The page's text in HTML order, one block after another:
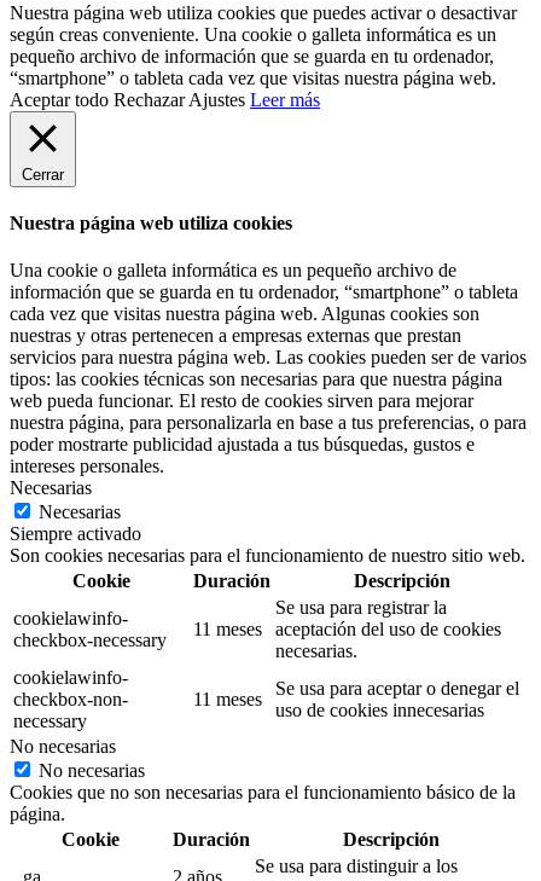
Nuestra página web utiliza cookies que puedes activar o desactivar
según creas conveniente. Una cookie o galleta informática es un
pequeño archivo de información que se guarda en tu ordenador,
“smartphone” o tableta cada vez que visitas nuestra página web.
Aceptar todo Rechazar Ajustes Leer más
Cerrar
Nuestra página web utiliza cookies
Una cookie o galleta informática es un pequeño archivo de
información que se guarda en tu ordenador, “smartphone” o tableta
cada vez que visitas nuestra página web. Algunas cookies son
nuestras y otras pertenecen a empresas externas que prestan
servicios para nuestra página web. Las cookies pueden ser de varios
tipos: las cookies técnicas son necesarias para que nuestra página
web pueda funcionar. El resto de cookies sirven para mejorar
nuestra página, para personalizarla en base a tus preferencias, o para
poder mostrarte publicidad ajustada a tus búsquedas, gustos e
intereses personales.
Necesarias
Necesarias
Siempre activado
Son cookies necesarias para el funcionamiento de nuestro sitio web.
Cookie
Duración
Descripción
cookielawinfo-
checkbox-necessary
11 meses
Se usa para registrar la
aceptación del uso de cookies
necesarias.
cookielawinfo-
checkbox-non-
necessary
11 meses
Se usa para aceptar o denegar el
uso de cookies innecesarias
No necesarias
No necesarias
Cookies que no son necesarias para el funcionamiento básico de la
página.
Cookie
Duración
Descripción
Se usa para distinguir a los